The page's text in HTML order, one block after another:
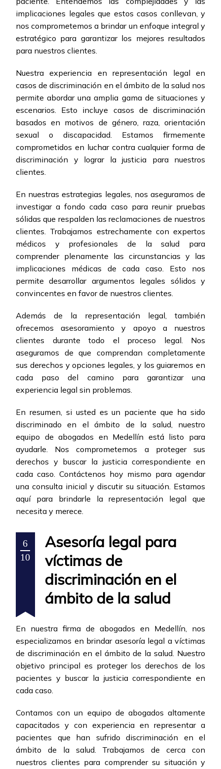
implicaciones legales que estos casos conllevan, y
nos comprometemos a brindar un enfoque integral y
estratégico para garantizar los mejores resultados
para nuestros clientes.
Nuestra experiencia en representación legal en
casos de discriminación en el ámbito de la salud nos
permite abordar una amplia gama de situaciones y
escenarios. Esto incluye casos de discriminación
basados en motivos de género, raza, orientación
sexual o discapacidad. Estamos firmemente
comprometidos en luchar contra cualquier forma de
discriminación y lograr la justicia para nuestros
clientes.
En nuestras estrategias legales, nos aseguramos de
investigar a fondo cada caso para reunir pruebas
sólidas que respalden las reclamaciones de nuestros
clientes. Trabajamos estrechamente con expertos
médicos y profesionales de la salud para
comprender plenamente las circunstancias y las
implicaciones médicas de cada caso. Esto nos
permite desarrollar argumentos legales sólidos y
convincentes en favor de nuestros clientes.
Además de la representación legal, también
ofrecemos asesoramiento y apoyo a nuestros
clientes durante todo el proceso legal. Nos
aseguramos de que comprendan completamente
sus derechos y opciones legales, y los guiaremos en
cada paso del camino para garantizar una
experiencia legal sin problemas.
En resumen, si usted es un paciente que ha sido
discriminado en el ámbito de la salud, nuestro
equipo de abogados en Medellín está listo para
ayudarle. Nos comprometemos a proteger sus
derechos y buscar la justicia correspondiente en
cada caso. Contáctenos hoy mismo para agendar
una consulta inicial y discutir su situación. Estamos
aquí para brindarle la representación legal que
necesita y merece.
6
10
Asesoría legal para
víctimas de
discriminación en el
ámbito de la salud
En nuestra firma de abogados en Medellín, nos
especializamos en brindar asesoría legal a víctimas
de discriminación en el ámbito de la salud. Nuestro
objetivo principal es proteger los derechos de los
pacientes y buscar la justicia correspondiente en
cada caso.
Contamos con un equipo de abogados altamente
capacitados y con experiencia en representar a
pacientes que han sufrido discriminación en el
ámbito de la salud. Trabajamos de cerca con
nuestros clientes para comprender su situación y